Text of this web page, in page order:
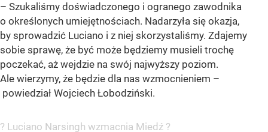
– Szukaliśmy doświadczonego i ogranego zawodnika
o określonych umiejętnościach. Nadarzyła się okazja,
by sprowadzić Luciano i z niej skorzystaliśmy. Zdajemy
sobie sprawę, że być może będziemy musieli trochę
poczekać, aż wejdzie na swój najwyższy poziom.
Ale wierzymy, że będzie dla nas wzmocnieniem –
powiedział Wojciech Łobodziński.
? Luciano Narsingh wzmacnia Miedź ?